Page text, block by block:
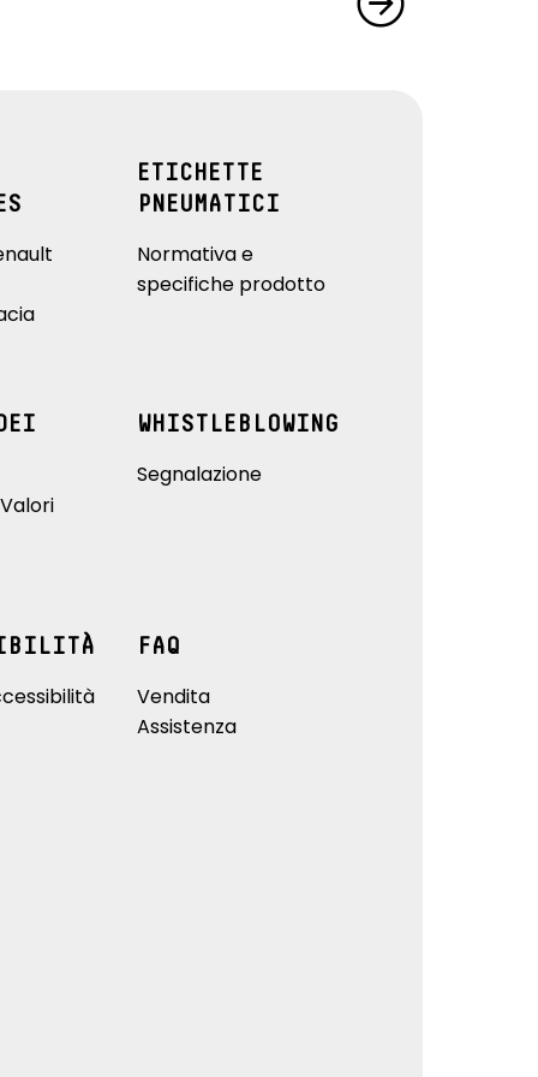
ETICHETTE
PNEUMATICI
Normativa e
specifiche prodotto
WHISTLEBLOWING
Segnalazione
FAQ
Vendita
Assistenza